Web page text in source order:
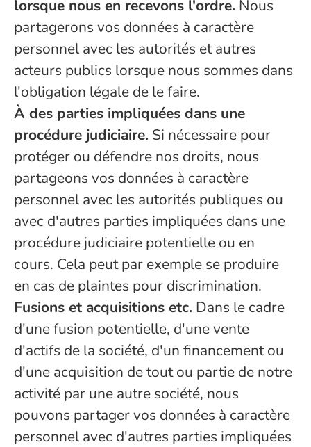
lorsque nous en recevons l'ordre. Nous
partagerons vos données à caractère
personnel avec les autorités et autres
acteurs publics lorsque nous sommes dans
l'obligation légale de le faire.
À des parties impliquées dans une
procédure judiciaire. Si nécessaire pour
protéger ou défendre nos droits, nous
partageons vos données à caractère
personnel avec les autorités publiques ou
avec d'autres parties impliquées dans une
procédure judiciaire potentielle ou en
cours. Cela peut par exemple se produire
en cas de plaintes pour discrimination.
Fusions et acquisitions etc. Dans le cadre
d'une fusion potentielle, d'une vente
d'actifs de la société, d'un financement ou
d'une acquisition de tout ou partie de notre
activité par une autre société, nous
pouvons partager vos données à caractère
personnel avec d'autres parties impliquées